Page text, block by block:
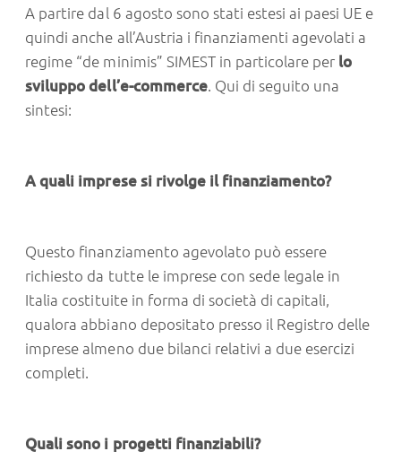
A partire dal 6 agosto sono stati estesi ai paesi UE e
quindi anche all’Austria i finanziamenti agevolati a
regime “de minimis” SIMEST in particolare per lo
sviluppo dell’e-commerce. Qui di seguito una
sintesi:
A quali imprese si rivolge il finanziamento?
Questo finanziamento agevolato può essere
richiesto da tutte le imprese con sede legale in
Italia costituite in forma di società di capitali,
qualora abbiano depositato presso il Registro delle
imprese almeno due bilanci relativi a due esercizi
completi.
Quali sono i progetti finanziabili?